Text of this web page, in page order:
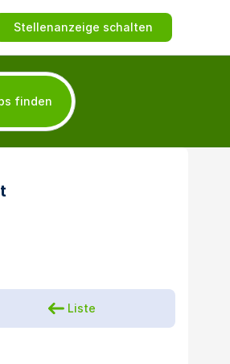
Stellenanzeige schalten
finden
Liste